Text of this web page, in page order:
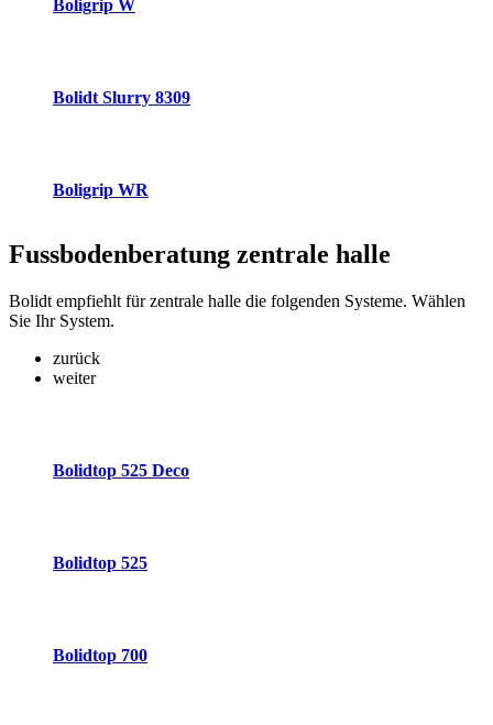
Boligrip W
Bolidt Slurry 8309
Boligrip WR
Fussbodenberatung zentrale halle
Bolidt empfiehlt für zentrale halle die folgenden Systeme. Wählen
Sie Ihr System.
zurück
weiter
Bolidtop 525 Deco
Bolidtop 525
Bolidtop 700